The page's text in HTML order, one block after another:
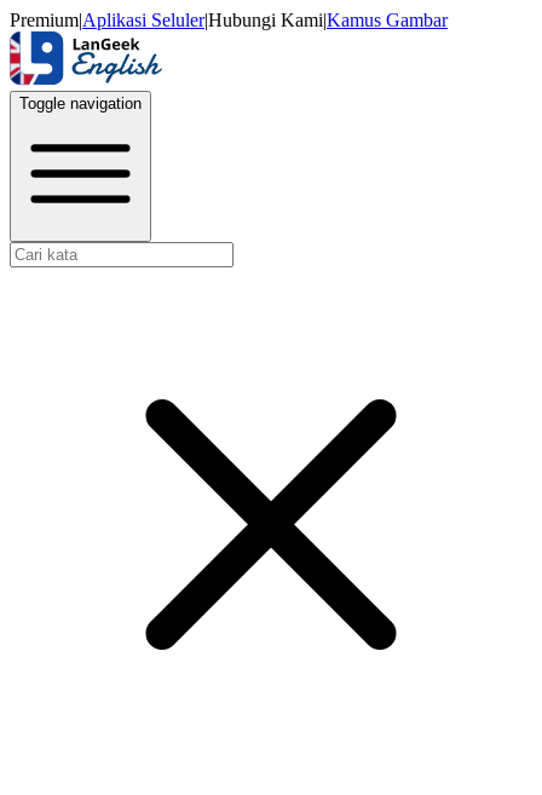
Premium|Aplikasi Seluler|Hubungi Kami|Kamus Gambar
Toggle navigation